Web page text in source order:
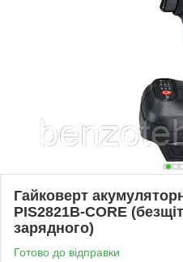
Гайковерт
PIS2821B-CORE
зарядного)
Готово до відправки